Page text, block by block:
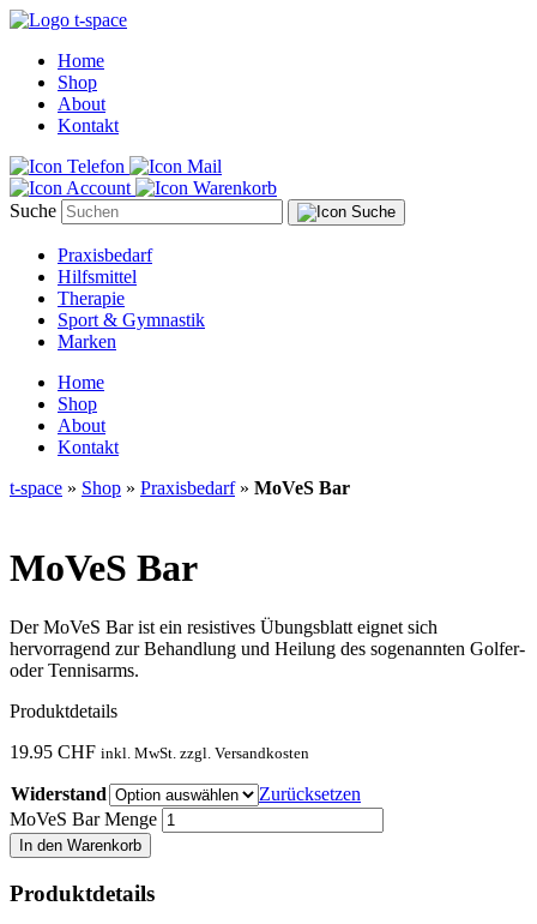
Home
Shop
About
Kontakt
Suche
Praxisbedarf
Hilfsmittel
Therapie
Sport & Gymnastik
Marken
Home
Shop
About
Kontakt
t-space » Shop » Praxisbedarf» MoVeS Bar
MoVeS Bar
Der MoVeS Bar ist ein resistives Übungsblatt eignet sich
hervorragend zur Behandlung und Heilung des sogenannten Golfer-
oder Tennisarms.
Produktdetails
19.95 CHF inkl. MwSt. zzgl. Versandkosten
Widerstand
Zurücksetzen
MoVeS Bar Menge
In den Warenkorb
Produktdetails